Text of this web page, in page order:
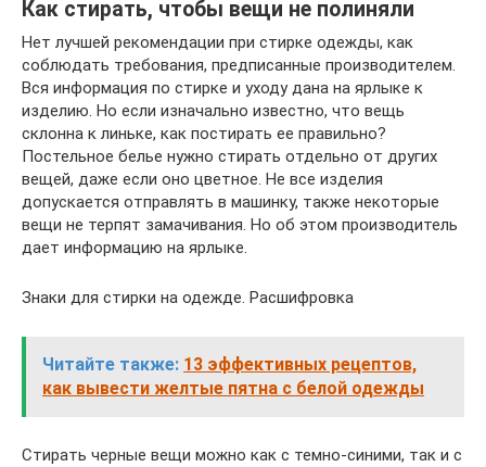
Как стирать, чтобы вещи не полиняли
Нет лучшей рекомендации при стирке одежды, как
соблюдать требования, предписанные производителем.
Вся информация по стирке и уходу дана на ярлыке к
изделию. Но если изначально известно, что вещь
склонна к линьке, как постирать ее правильно?
Постельное белье нужно стирать отдельно от других
вещей, даже если оно цветное. Не все изделия
допускается отправлять в машинку, также некоторые
вещи не терпят замачивания. Но об этом производитель
дает информацию на ярлыке.
Знаки для стирки на одежде. Расшифровка
Читайте также: 13 эффективных рецептов,
как вывести желтые пятна с белой одежды
Стирать черные вещи можно как с темно-синими, так и с